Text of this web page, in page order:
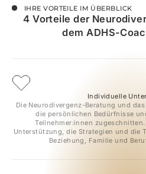
IHRE VORTEILE IM ÜBERBLICK
4 Vorteile der
dem ADHS-
Individuelle
Die Neurodivergenz-Beratung und
die persönlichen Bedürfnisse
Teilnehmer:innen
Unterstützung, die Strategien und die
Beziehung, Familie und